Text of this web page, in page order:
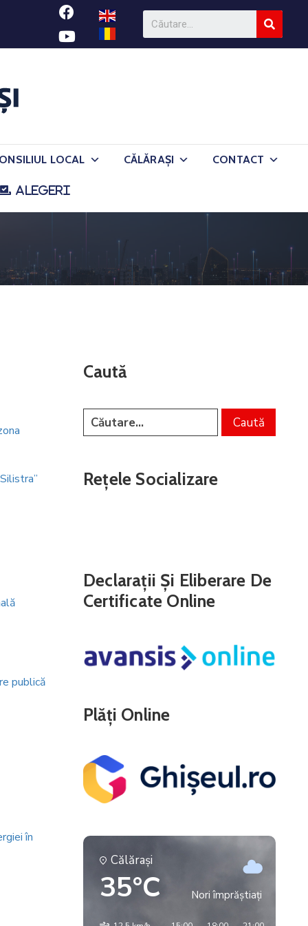
LOCAL CĂLĂRAȘI CONTACT
ALEGERI
publică
în
Caută
Rețele Socializare
Declarații Și Eliberare De
Certificate Online
Plăți Online
Călăraşi
35°C Nori împrăștiați